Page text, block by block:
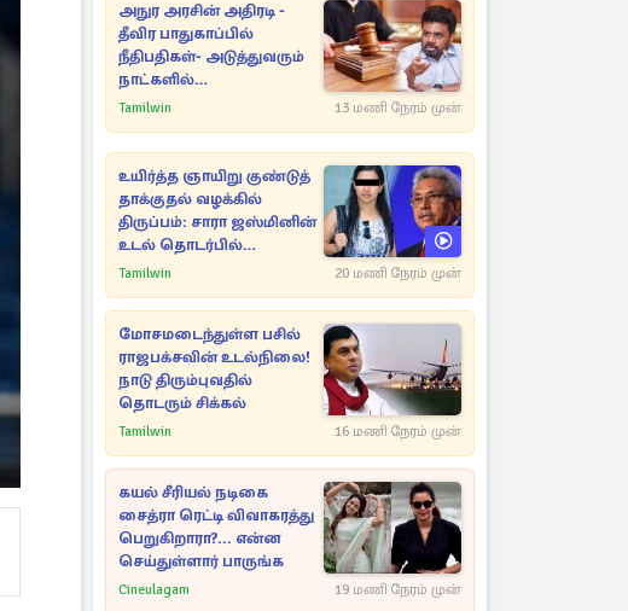
அநுர அரசின் அதிரடி -
தீவிர பாதுகாப்பில்
நீதிபதிகள்- அடுத்துவரும்
நாட்களில்
அம்பலமாகவுள்ள ரகசியம்
Tamilwin 13 மணி நேரம் முன்
உயிர்த்த ஞாயிறு குண்டுத்
தாக்குதல் வழக்கில்
திருப்பம்: சாரா ஜஸ்மினின்
உடல் தொடர்பில்
நீதிமன்றத்தில் வெளியான
Tamilwin 20 மணி நேரம் முன்
மோசமடைந்துள்ள பசில்
ராஜபக்சவின் உடல்நிலை!
நாடு திரும்புவதில்
தொடரும் சிக்கல்
Tamilwin 16 மணி நேரம் முன்
கயல் சீரியல் நடிகை
சைத்ரா ரெட்டி விவாகரத்து
பெறுகிறாரா?... என்ன
செய்துள்ளார் பாருங்க
Cineulagam 19 மணி நேரம் முன்